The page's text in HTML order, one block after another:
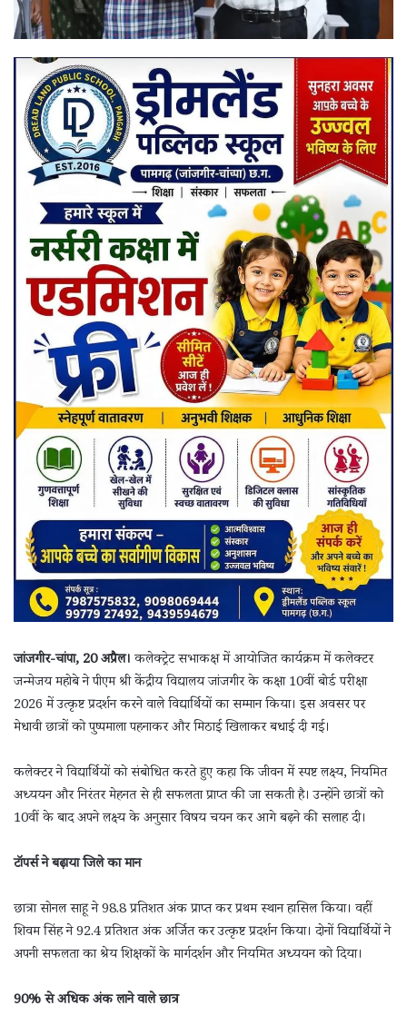
जांजगीर-चांपा, 20 अप्रैल।कलेक्ट्रेट सभाकक्ष में आयोजित कार्यक्रम में कलेक्टर
जन्मेजय महोबे ने पीएम श्री केंद्रीय विद्यालय जांजगीर के कक्षा 10वीं बोर्ड परीक्षा
2026 में उत्कृष्ट प्रदर्शन करने वाले विद्यार्थियों का सम्मान किया। इस अवसर पर
मेधावी छात्रों को पुष्पमाला पहनाकर और मिठाई खिलाकर बधाई दी गई।
कलेक्टर ने विद्यार्थियों को संबोधित करते हुए कहा कि जीवन में स्पष्ट लक्ष्य, नियमित
अध्ययन और निरंतर मेहनत से ही सफलता प्राप्त की जा सकती है। उन्होंने छात्रों को
10वीं के बाद अपने लक्ष्य के अनुसार विषय चयन कर आगे बढ़ने की सलाह दी।
टॉपर्स ने बढ़ाया जिले का मान
छात्रा सोनल साहू ने 98.8 प्रतिशत अंक प्राप्त कर प्रथम स्थान हासिल किया। वहीं
शिवम सिंह ने 92.4 प्रतिशत अंक अर्जित कर उत्कृष्ट प्रदर्शन किया। दोनों विद्यार्थियों ने
अपनी सफलता का श्रेय शिक्षकों के मार्गदर्शन और नियमित अध्ययन को दिया।
90% से अधिक अंक लाने वाले छात्र